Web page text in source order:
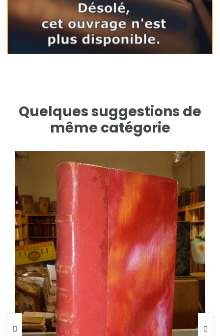
Quelques suggestions de
même catégorie